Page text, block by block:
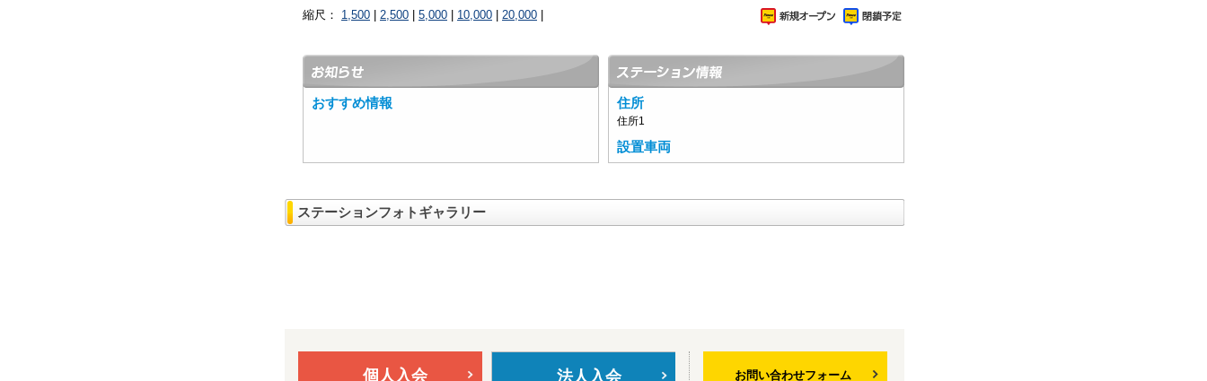
縮尺： 1,500 2,500 5,000 10,000 20,000
おすすめ情報 住所
住所1
設置車両
ステーションフォトギャラリー
個人入会 法人入会 お問い合わせフォーム